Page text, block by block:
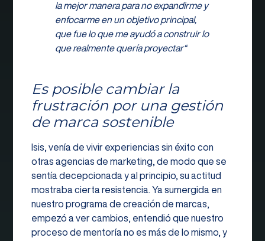
la mejor manera para no expandirme y
enfocarme en un objetivo principal,
que fue lo que me ayudó a construir lo
que realmente quería proyectar“
Es posible cambiar la
frustración por una gestión
de marca sostenible
Isis, venía de vivir experiencias sin éxito con
otras agencias de marketing, de modo que se
sentía decepcionada y al principio, su actitud
mostraba cierta resistencia. Ya sumergida en
nuestro programa de creación de marcas,
empezó a ver cambios, entendió que nuestro
proceso de mentoría no es más de lo mismo, y